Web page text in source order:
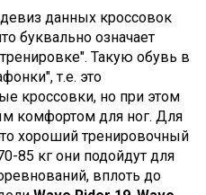
данных кроссовок
буквально означает
Такую обувь в
т.е. это
кроссовки, но при этом
комфортом для ног. Для
хороший тренировочный
85 кг они подойдут для
вплоть до